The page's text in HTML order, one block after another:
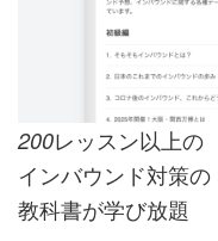
200レッスン以上の
インバウンド対策の
教科書が学び放題